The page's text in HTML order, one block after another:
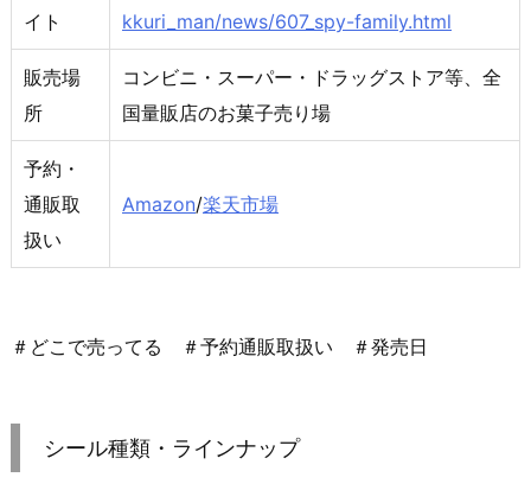
イト
kkuri_man/news/607_spy-family.html
販売場
所
コンビニ・スーパー・ドラッグストア等、全
国量販店のお菓子売り場
予約・
通販取
扱い
Amazon/楽天市場
＃どこで売ってる ＃予約通販取扱い ＃発売日
シール種類・ラインナップ